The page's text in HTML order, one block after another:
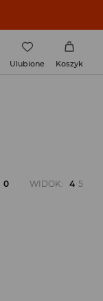
Ulubione Koszyk
0 WIDOK: 4 5